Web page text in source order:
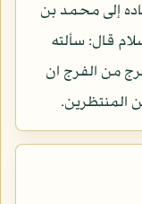
إلى محمد بن
قال: سألته
من الفرج ان
المنتظرين.